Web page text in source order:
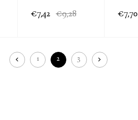
€7,42 €9,28 €7,70
1 2 3